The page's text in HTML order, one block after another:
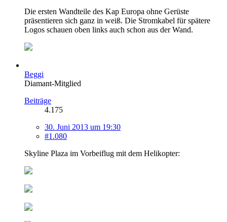
Die ersten Wandteile des Kap Europa ohne Gerüste
präsentieren sich ganz in weiß. Die Stromkabel für spätere
Logos schauen oben links auch schon aus der Wand.
Beggi
Diamant-Mitglied
Beiträge
4.175
30. Juni 2013 um 19:30
#1.080
Skyline Plaza im Vorbeiflug mit dem Helikopter: